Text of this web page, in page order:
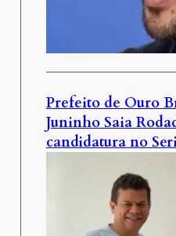
Prefeito de Ouro
Juninho Saia
candidatura no